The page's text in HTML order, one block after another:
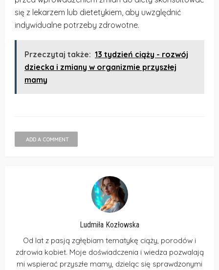
się z lekarzem lub dietetykiem, aby uwzględnić
indywidualne potrzeby zdrowotne.
Przeczytaj także: 13 tydzień ciąży - rozwój
dziecka i zmiany w organizmie przyszłej
mamy
ADD A COMMENT
Ludmiła Kozłowska
Od lat z pasją zgłębiam tematykę ciąży, porodów i
zdrowia kobiet. Moje doświadczenia i wiedza pozwalają
mi wspierać przyszłe mamy, dzieląc się sprawdzonymi